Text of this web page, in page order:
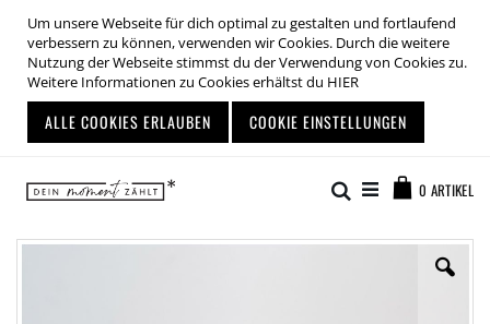
Um unsere Webseite für dich optimal zu gestalten und fortlaufend
verbessern zu können, verwenden wir Cookies. Durch die weitere
Nutzung der Webseite stimmst du der Verwendung von Cookies zu.
Weitere Informationen zu Cookies erhältst du HIER
ALLE COOKIES ERLAUBEN COOKIE EINSTELLUNGEN
Inhalt
springen
0 ARTIKEL
Suche
Zum